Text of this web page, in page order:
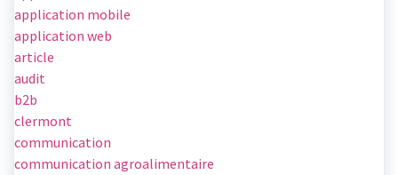
application mobile
application web
article
audit
b2b
clermont
communication
communication agroalimentaire